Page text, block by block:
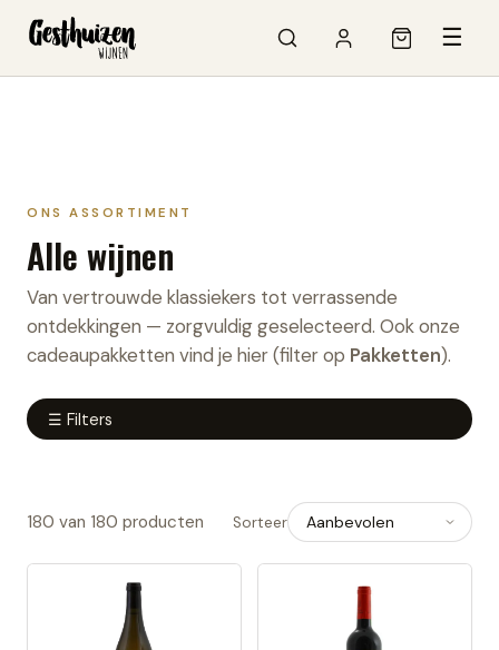
☰
ONS ASSORTIMENT
Alle wijnen
Van vertrouwde klassiekers tot verrassende
ontdekkingen — zorgvuldig geselecteerd. Ook onze
cadeaupakketten vind je hier (filter op Pakketten).
☰ Filters
180 van 180 producten Sorteer